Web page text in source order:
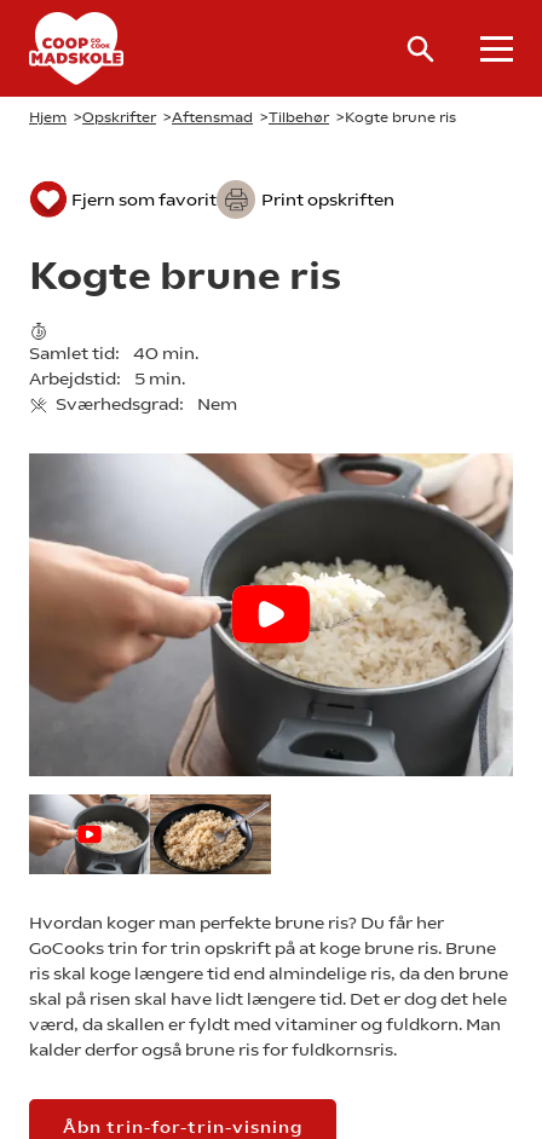
Hjem >Opskrifter >Aftensmad >Tilbehør >Kogte brune ris
Fjern som favorit Print opskriften
Kogte brune ris
Samlet tid:
40 min.
Arbejdstid:
5 min.
Sværhedsgrad:
Nem
Hvordan koger man perfekte brune ris? Du får her
GoCooks trin for trin opskrift på at koge brune ris. Brune
ris skal koge længere tid end almindelige ris, da den brune
skal på risen skal have lidt længere tid. Det er dog det hele
værd, da skallen er fyldt med vitaminer og fuldkorn. Man
kalder derfor også brune ris for fuldkornsris.
Åbn trin-for-trin-visning